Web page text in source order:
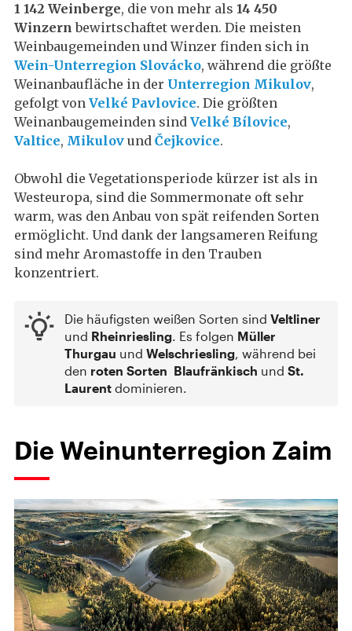
1 142 Weinberge, die von mehr als 14 450
Winzern bewirtschaftet werden. Die meisten
Weinbaugemeinden und Winzer finden sich in
Wein-Unterregion Slovácko, während die größte
Weinanbaufläche in der Unterregion Mikulov,
gefolgt von Velké Pavlovice. Die größten
Weinanbaugemeinden sind Velké Bílovice,
Valtice, Mikulov und Čejkovice.
Obwohl die Vegetationsperiode kürzer ist als in
Westeuropa, sind die Sommermonate oft sehr
warm, was den Anbau von spät reifenden Sorten
ermöglicht. Und dank der langsameren Reifung
sind mehr Aromastoffe in den Trauben
konzentriert.
Die häufigsten weißen Sorten sind Veltliner
und Rheinriesling. Es folgen Müller
Thurgau und Welschriesling, während bei
den roten Sorten Blaufränkisch und St.
Laurent dominieren.
Die Weinunterregion Zaim